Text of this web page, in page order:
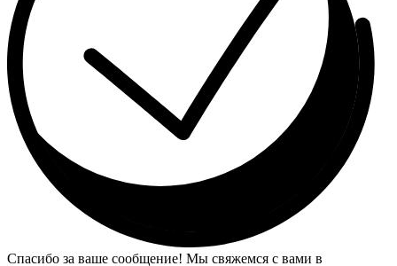
Спасибо за ваше сообщение! Мы свяжемся с вами в